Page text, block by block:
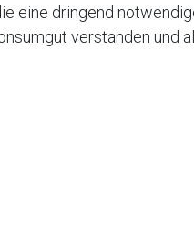
eine dringend
verstanden und